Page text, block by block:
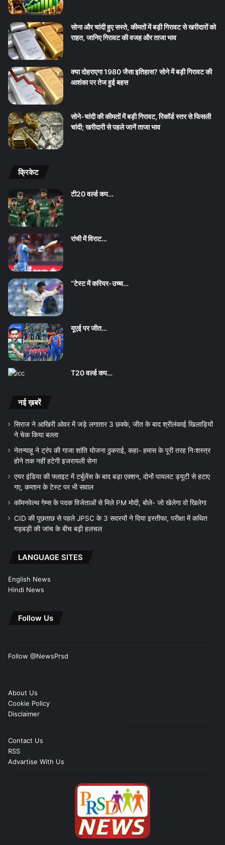
सोना और चांदी हुए सस्ते, कीमतों में बड़ी गिरावट से खरीदारों को
राहत, जानिए गिरावट की वजह और ताजा भाव
क्या दोहराएगा 1980 जैसा इतिहास? सोने में बड़ी गिरावट की
आशंका पर तेज हुई बहस
सोने-चांदी की कीमतों में बड़ी गिरावट, रिकॉर्ड स्तर से फिसली
चांदी; खरीदारी से पहले जानें ताजा भाव
क्रिकेट
टी20 वर्ल्ड कप…
रांची में विराट…
“टेस्ट में करियर-उच्च…
यूएई पर जीत…
T20 वर्ल्ड कप…
नई ख़बरें
सिराज ने आखिरी ओवर में जड़े लगातार 3 छक्के, जीत के बाद श्रीलंकाई खिलाड़ियों
ने चेक किया बल्ला
नेतन्याहू ने ट्रंप की गाजा शांति योजना ठुकराई, कहा- हमास के पूरी तरह निःशस्त्र
होने तक नहीं हटेगी इजरायली सेना
एयर इंडिया की फ्लाइट में टर्बुलेंस के बाद बड़ा एक्शन, दोनों पायलट ड्यूटी से हटाए
गए, कप्तान के टेस्ट पर भी सवाल
कॉमनवेल्थ गेम्स के पदक विजेताओं से मिले PM मोदी, बोले- जो खेलेगा वो खिलेगा
CID की पूछताछ से पहले JPSC के 3 सदस्यों ने दिया इस्तीफा, परीक्षा में कथित
गड़बड़ी की जांच के बीच बढ़ी हलचल
LANGUAGE SITES
English News
Hindi News
Follow Us
Follow @NewsPrsd
About Us
Cookie Policy
Disclaimer
Contact Us
RSS
Advartise With Us